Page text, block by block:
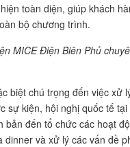
toàn diện, giúp khách
bộ chương trình.
MICE Điện Biên Phủ
biệt chú trọng đến việc xử
sự kiện, hội nghị quốc tế
bản đến tổ chức các hoạt
dinner và xử lý các vấn đề